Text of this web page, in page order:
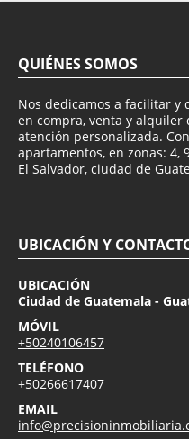
QUIÉNES SOMOS
Nos dedicamos a facilitar y
en compra, venta y alquiler
atención personalizada.
apartamentos, en zonas: 4,
El Salvador, ciudad de
UBICACIÓN Y
UBICACIÓN
Ciudad de Guatemala -
MÓVIL
+50240106457
TELÉFONO
+50266617407
EMAIL